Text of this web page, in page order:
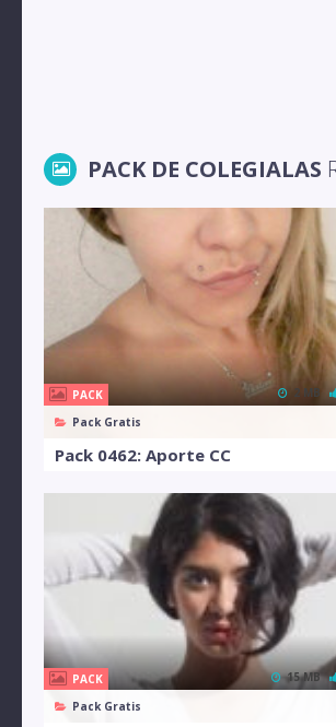
PACK DE COLEGIALAS
PACK
Pack Gratis
2 MB
Pack 0462: Aporte CC
PACK
Pack Gratis
15 MB